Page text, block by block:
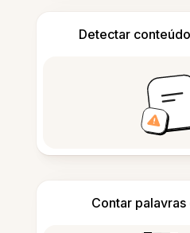
Detectar
Contar